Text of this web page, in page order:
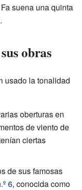
suena una quinta
obras
usado la tonalidad
oberturas en
de viento de
ciertas
de sus famosas
6, conocida como